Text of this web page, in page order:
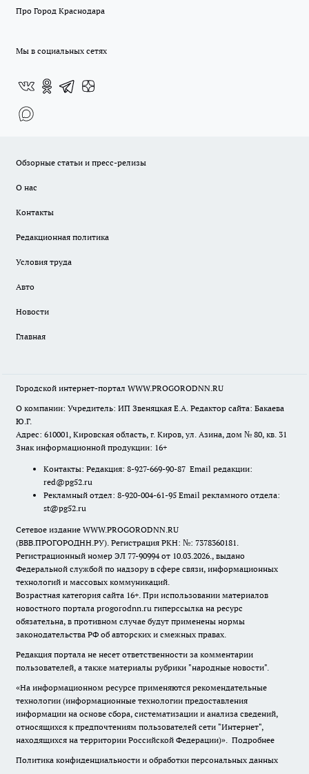
Про Город Краснодара
Мы в социальных сетях
Обзорные статьи и пресс-релизы
О нас
Контакты
Редакционная политика
Условия труда
Авто
Новости
Главная
Городской интернет-портал WWW.PROGORODNN.RU
О компании: Учредитель: ИП Звеняцкая Е.А. Редактор сайта: Бакаева
Ю.Г.
Адрес: 610001, Кировская область, г. Киров, ул. Азина, дом № 80, кв. 31
Знак информационной продукции: 16+
Контакты: Редакция: 8-927-669-90-87 Email редакции:
red@pg52.ru
Рекламный отдел: 8-920-004-61-95 Email рекламного отдела:
st@pg52.ru
Сетевое издание WWW.PROGORODNN.RU
(ВВВ.ПРОГОРОДНН.РУ). Регистрация РКН: №: 7378360181.
Регистрационный номер ЭЛ 77-90994 от 10.03.2026., выдано
Федеральной службой по надзору в сфере связи, информационных
технологий и массовых коммуникаций.
Возрастная категория сайта 16+. При использовании материалов
новостного портала progorodnn.ru гиперссылка на ресурс
обязательна, в противном случае будут применены нормы
законодательства РФ об авторских и смежных правах.
Редакция портала не несет ответственности за комментарии
пользователей, а также материалы рубрики "народные новости".
«На информационном ресурсе применяются рекомендательные
технологии (информационные технологии предоставления
информации на основе сбора, систематизации и анализа сведений,
относящихся к предпочтениям пользователей сети "Интернет",
находящихся на территории Российской Федерации)». Подробнее
Политика конфиденциальности и обработки персональных данных